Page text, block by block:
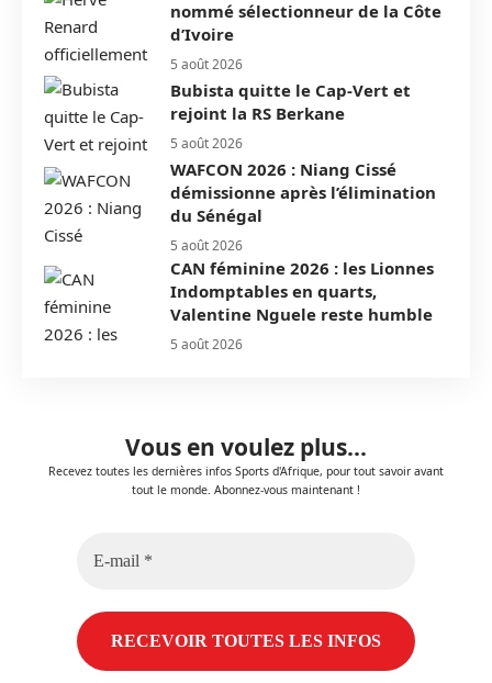
nommé sélectionneur de la Côte
d’Ivoire
5 août 2026
Bubista quitte le Cap-Vert et
rejoint la RS Berkane
5 août 2026
WAFCON 2026 : Niang Cissé
démissionne après l’élimination
du Sénégal
5 août 2026
CAN féminine 2026 : les Lionnes
Indomptables en quarts,
Valentine Nguele reste humble
5 août 2026
Vous en voulez plus...
Recevez toutes les dernières infos Sports d'Afrique, pour tout savoir avant
tout le monde. Abonnez-vous maintenant !